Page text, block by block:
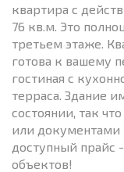
квартира с
76 кв.м. Это
третьем этаже.
готова к вашему
гостиная с
терраса. Здание
состоянии, так
или документами
доступный прайс
объектов!